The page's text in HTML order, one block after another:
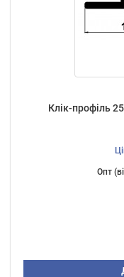
Клік-профіль
Опт